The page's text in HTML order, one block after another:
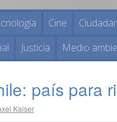
Cine
Justicia Medio
país para
Kaiser